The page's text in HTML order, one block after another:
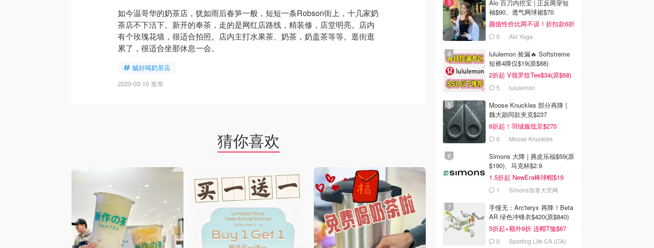
如今温哥华的奶茶店，犹如雨后春笋一般，短短一条Robson街上，十几家奶
茶店不下活下。新开的奉茶，走的是网红店路线，精装修，店堂明亮。店内
有个玫瑰花墙，很适合拍照。店内主打水果茶、奶茶，奶盖茶等等。逛街逛
累了，很适合坐那休息一会。
贼好喝奶茶店
2020-03-10 发布
猜你喜欢
Alo 百刀内挖宝 | 正反两穿短
袖$90、透气网球裙$70
颜值性价比两不误！折扣款6折
起 0 Alo Yoga
lululemon 捡漏🔥 Softstreme
短裤4降仅$19(原$88)
2折起 V领罗纹Tee$34(原$68)
5 lululemon
Moose Knuckles 部分再降 |
魏大勋同款夹克$237
6折起！羽绒服低至$270
0 Moose Knuckles
Simons 大降 | 麂皮乐福$59(原
$190)、马克杯$2.9
1.5折起 NewEra棒球帽$19
1 Simons加拿大官网
手慢无：Arc'teryx 再降！Beta
AR 绿色冲锋衣$420(原$840)
5折起+额外9折 连帽T恤$67
0 Sporting Life CA (CA)